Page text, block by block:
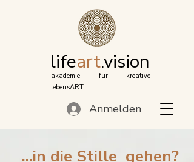
lifeart.vision
akademie für kreative
lebensART
Anmelden
...in die Stille gehen?